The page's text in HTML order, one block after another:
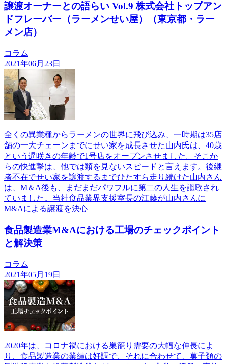
譲渡オーナーとの語らい Vol.9 株式会社トップアン
ドフレーバー（ラーメンせい屋）（東京都・ラー
メン店）
コラム
2021年06月23日
全くの異業種からラーメンの世界に飛び込み、一時期は35店
舗の一大チェーンまでにせい家を成長させた山内氏は、40歳
という遅咲きの年齢で1号店をオープンさせました。そこか
らの快進撃は、他では類を見ないスピードと言えます。後継
者不在でせい家を譲渡するまでひたすら走り続けた山内さん
は、M＆A後も、まだまだパワフルに第二の人生を謳歌され
ていました。当社食品業界支援室長の江藤が山内さんに
M&Aによる譲渡を決心
食品製造業M&Aにおける工場のチェックポイント
と解決策
コラム
2021年05月19日
2020年は、コロナ禍における巣籠り需要の大幅な伸長によ
り、食品製造業の業績は好調で、それに合わせて、菓子類の